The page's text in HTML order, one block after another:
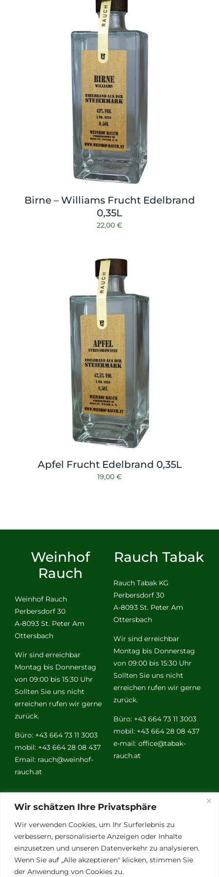
Wir schätzen Ihre Privatsphäre
Wir verwenden Cookies, um Ihr Surferlebnis zu
verbessern, personalisierte Anzeigen oder Inhalte
einzusetzen und unseren Datenverkehr zu analysieren.
Wenn Sie auf „Alle akzeptieren" klicken, stimmen Sie
der Anwendung von Cookies zu.
Shop
Kontakt
Birne – Williams Frucht Edelbrand
0,35L
22,00 €
Apfel Frucht Edelbrand 0,35L
19,00 €
Weinhof
Rauch
Weinhof Rauch
Perbersdorf 30
A-8093 St. Peter Am
Ottersbach
Wir sind erreichbar
Montag bis Donnerstag
von 09:00 bis 15:30 Uhr
Sollten Sie uns nicht
erreichen rufen wir gerne
zurück.
Büro: +43 664 73 11 3003
mobil: +43 664 28 08 437
Email: rauch@weinhof-
rauch.at
Rauch Tabak
Rauch Tabak KG
Perbersdorf 30
A-8093 St. Peter Am
Ottersbach
Wir sind erreichbar
Montag bis Donnerstag
von 09:00 bis 15:30 Uhr
Sollten Sie uns nicht
erreichen rufen wir gerne
zurück.
Büro: +43 664 73 11 3003
mobil: +43 664 28 08 437
e-mail: office@tabak-
rauch.at
Weitere
Links
Vino Vitalis
Ottersbachtal
Partnerbetriebe